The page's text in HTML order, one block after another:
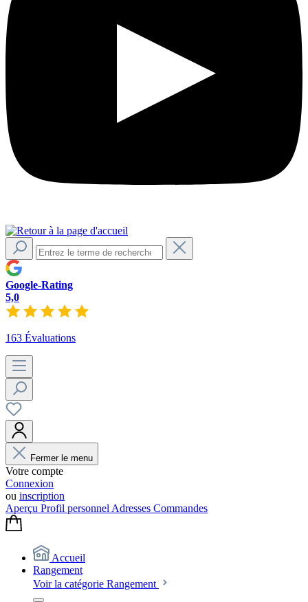
Google-Rating
5,0
163 Évaluations
Fermer le menu
Votre compte
Connexion
ou inscription
Aperçu Profil personnel Adresses Commandes
Accueil
Rangement
Voir la catégorie Rangement